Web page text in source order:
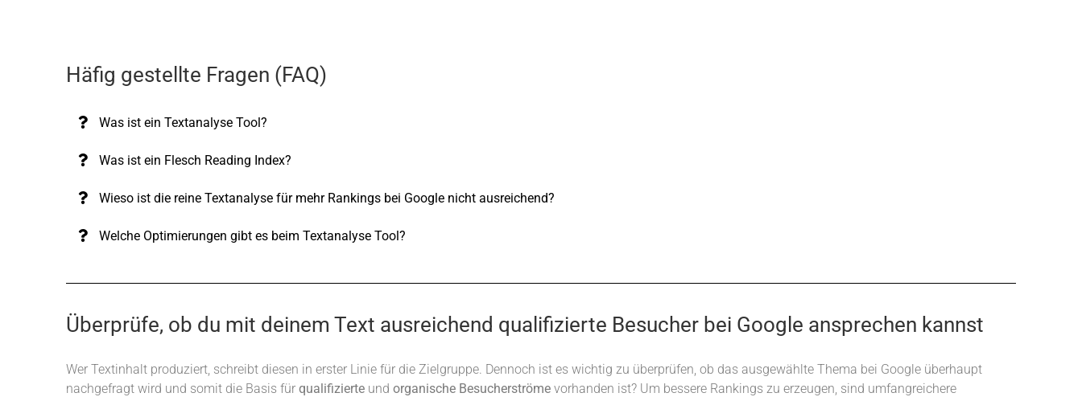
Häfig gestellte Fragen (FAQ)​
Was ist ein Textanalyse Tool?
Was ist ein Flesch Reading Index?
Wieso ist die reine Textanalyse für mehr Rankings bei Google nicht ausreichend?
Welche Optimierungen gibt es beim Textanalyse Tool?
Überprüfe, ob du mit deinem Text ausreichend qualifizierte Besucher bei Google ansprechen kannst
Wer Textinhalt produziert, schreibt diesen in erster Linie für die Zielgruppe. Dennoch ist es wichtig zu überprüfen, ob das ausgewählte Thema bei Google überhaupt
nachgefragt wird und somit die Basis für qualifizierte und organische Besucherströme vorhanden ist? Um bessere Rankings zu erzeugen, sind umfangreichere